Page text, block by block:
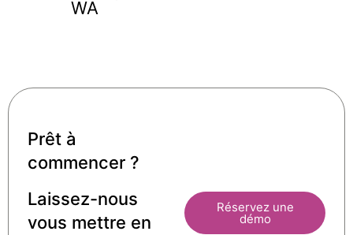
WA
Prêt à
commencer ?
Laissez-nous
vous mettre en
Réservez une
démo